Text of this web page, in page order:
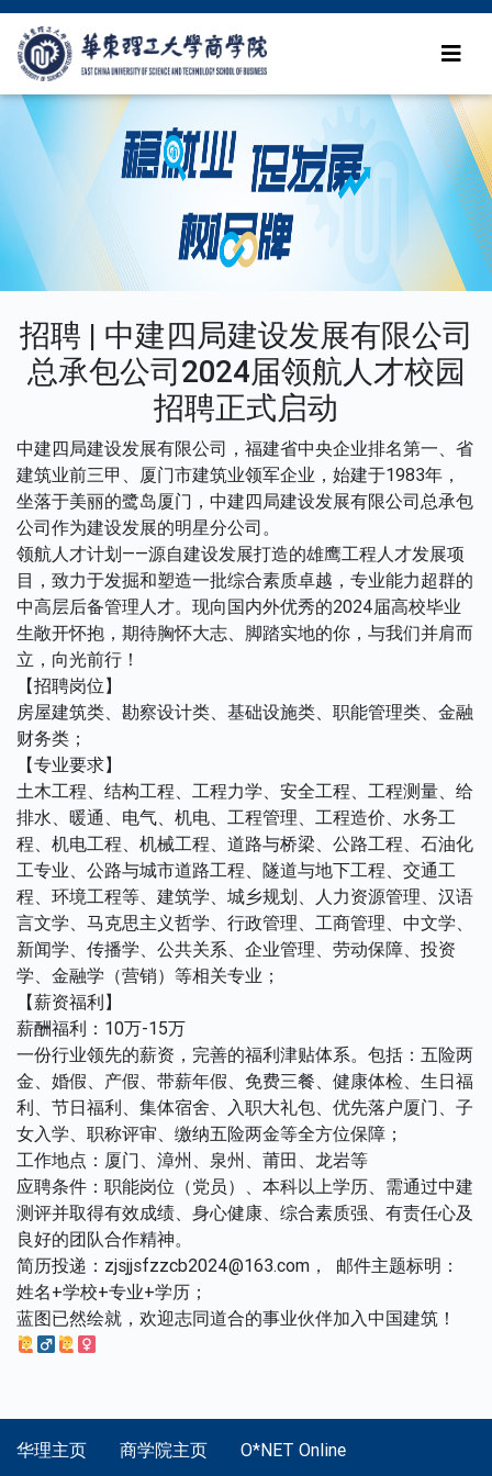
招聘 | 中建四局建设发展有限公司
总承包公司2024届领航人才校园
招聘正式启动
中建四局建设发展有限公司，福建省中央企业排名第一、省
建筑业前三甲、厦门市建筑业领军企业，始建于1983年，
坐落于美丽的鹭岛厦门，中建四局建设发展有限公司总承包
公司作为建设发展的明星分公司。
领航人才计划——源自建设发展打造的雄鹰工程人才发展项
目，致力于发掘和塑造一批综合素质卓越，专业能力超群的
中高层后备管理人才。现向国内外优秀的2024届高校毕业
生敞开怀抱，期待胸怀大志、脚踏实地的你，与我们并肩而
立，向光前行！
【招聘岗位】
房屋建筑类、勘察设计类、基础设施类、职能管理类、金融
财务类；
【专业要求】
土木工程、结构工程、工程力学、安全工程、工程测量、给
排水、暖通、电气、机电、工程管理、工程造价、水务工
程、机电工程、机械工程、道路与桥梁、公路工程、石油化
工专业、公路与城市道路工程、隧道与地下工程、交通工
程、环境工程等、建筑学、城乡规划、人力资源管理、汉语
言文学、马克思主义哲学、行政管理、工商管理、中文学、
新闻学、传播学、公共关系、企业管理、劳动保障、投资
学、金融学（营销）等相关专业；
【薪资福利】
薪酬福利：10万-15万
一份行业领先的薪资，完善的福利津贴体系。包括：五险两
金、婚假、产假、带薪年假、免费三餐、健康体检、生日福
利、节日福利、集体宿舍、入职大礼包、优先落户厦门、子
女入学、职称评审、缴纳五险两金等全方位保障；
工作地点：厦门、漳州、泉州、莆田、龙岩等
应聘条件：职能岗位（党员）、本科以上学历、需通过中建
测评并取得有效成绩、身心健康、综合素质强、有责任心及
良好的团队合作精神。
简历投递：zjsjjsfzzcb2024@163.com， 邮件主题标明：
姓名+学校+专业+学历；
蓝图已然绘就，欢迎志同道合的事业伙伴‬加入中国建筑！
华理主页 商学院主页
O*NET Online